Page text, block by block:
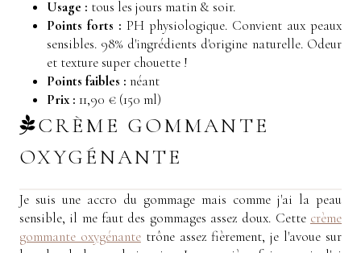
Usage : tous les jours matin & soir.
Points forts : PH physiologique. Convient aux peaux
sensibles. 98% d'ingrédients d'origine naturelle. Odeur
et texture super chouette !
Points faibles : néant
Prix : 11,90 € (150 ml)
CRÈME GOMMANTE
OXYGÉNANTE
Je suis une accro du gommage mais comme j'ai la peau
sensible, il me faut des gommages assez doux. Cette crème
gommante oxygénantetrône assez fièrement, je l'avoue sur